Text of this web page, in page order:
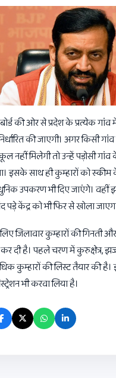
की ओर से प्रदेश के प्रत्येक गांव
की जाएगी। अगर किसी गांव
नहीं मिलेगी तो उन्हें पड़ोसी
इसके साथ ही कुम्हारों को
उपकरण भी दिए जाएंगे। वहीं
केंद्र को भी फिर से खोला
जिलावार कुम्हारों की गिनती और
दी है। पहले चरण में कुरुक्षेत्र,
कुम्हारों की लिस्ट तैयार की है।
भी करवा लिया है।